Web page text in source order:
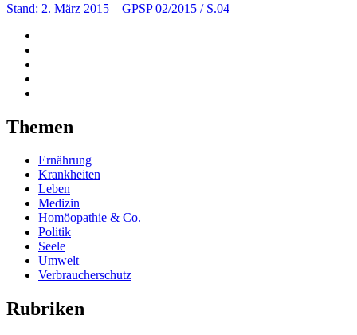
Stand: 2. März 2015 – GPSP 02/2015 / S.04
Themen
Ernährung
Krankheiten
Leben
Medizin
Homöopathie & Co.
Politik
Seele
Umwelt
Verbraucherschutz
Rubriken